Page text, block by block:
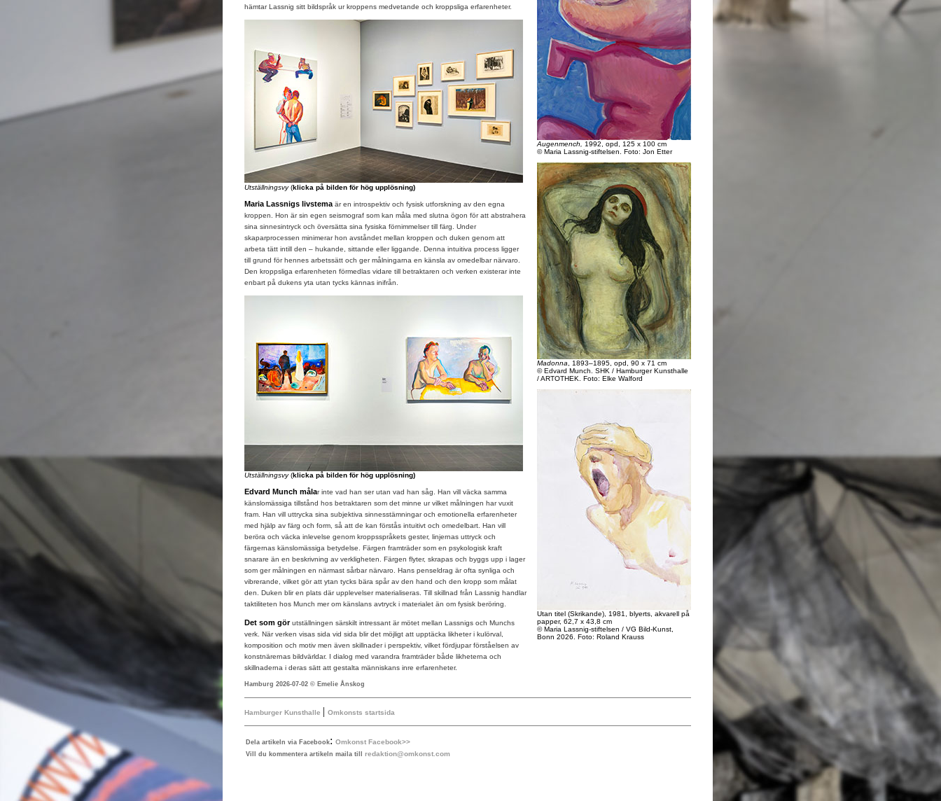
hämtar Lassnig sitt bildspråk ur kroppens medvetande och kroppsliga erfarenheter.
Utställningsvy(klicka på bilden för hög upplösning)
Maria Lassnigs livstema är en introspektiv och fysisk utforskning av den egna
kroppen. Hon är sin egen seismograf som kan måla med slutna ögon för att abstrahera
sina sinnesintryck och översätta sina fysiska förnimmelser till färg. Under
skaparprocessen minimerar hon avståndet mellan kroppen och duken genom att
arbeta tätt intill den – hukande, sittande eller liggande. Denna intuitiva process ligger
till grund för hennes arbetssätt och ger målningarna en känsla av omedelbar närvaro.
Den kroppsliga erfarenheten förmedlas vidare till betraktaren och verken existerar inte
enbart på dukens yta utan tycks kännas inifrån.
Utställningsvy(klicka på bilden för hög upplösning)
Edvard Munch målar inte vad han ser utan vad han såg. Han vill väcka samma
känslomässiga tillstånd hos betraktaren som det minne ur vilket målningen har vuxit
fram. Han vill uttrycka sina subjektiva sinnesstämningar och emotionella erfarenheter
med hjälp av färg och form, så att de kan förstås intuitivt och omedelbart. Han vill
beröra och väcka inlevelse genom kroppsspråkets gester, linjernas uttryck och
färgernas känslomässiga betydelse. Färgen framträder som en psykologisk kraft
snarare än en beskrivning av verkligheten. Färgen flyter, skrapas och byggs upp i lager
som ger målningen en närmast sårbar närvaro. Hans penseldrag är ofta synliga och
vibrerande, vilket gör att ytan tycks bära spår av den hand och den kropp som målat
den. Duken blir en plats där upplevelser materialiseras. Till skillnad från Lassnig handlar
taktiliteten hos Munch mer om känslans avtryck i materialet än om fysisk beröring.
Det som görutställningen särskilt intressant är mötet mellan Lassnigs och Munchs
verk. När verken visas sida vid sida blir det möjligt att upptäcka likheter i kulörval,
komposition och motiv men även skillnader i perspektiv, vilket fördjupar förståelsen av
konstnärernas bildvärldar. I dialog med varandra framträder både likheterna och
skillnaderna i deras sätt att gestalta människans inre erfarenheter.
Hamburg 2026-07-02 © Emelie Ånskog
Augenmench,
1992, opd, 125 x 100 cm
© Maria Lassnig-stiftelsen. Foto: Jon Etter
Madonna , 1893–1895, opd, 90 x 71 cm
© Edvard Munch. SHK / Hamburger Kunsthalle
/ ARTOTHEK. Foto: Elke Walford
Utan titel (Skrikande), 1981, blyerts, akvarell på
papper, 62,7 x 43,8 cm
© Maria Lassnig-stiftelsen / VG Bild-Kunst,
Bonn 2026. Foto: Roland Krauss
Hamburger Kunsthalle | Omkonsts startsida
Dela artikeln via Facebook: Omkonst Facebook>>
Vill du kommentera artikeln maila till redaktion@omkonst.com